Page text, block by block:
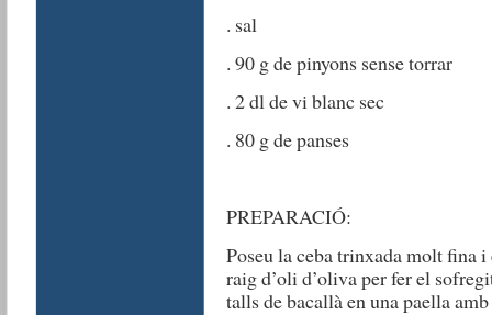
. sal
. 90 g de pinyons sense torrar
. 2 dl de vi blanc sec
. 80 g de panses
PREPARACIÓ:
Poseu la ceba trinxada molt fina
raig d’oli d’oliva per fer el
talls de bacallà en una paella